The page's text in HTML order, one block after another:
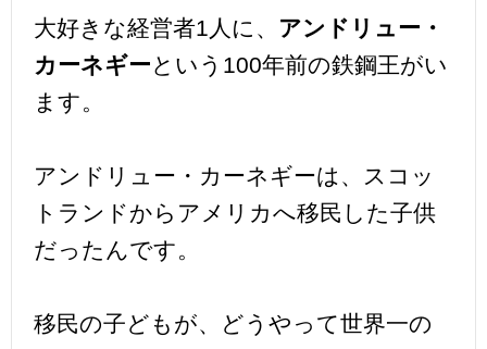
大好きな経営者1人に、 アンドリュー・
カーネギーという100年前の鉄鋼王がい
ます。
アンドリュー・カーネギーは、スコッ
トランドからアメリカへ移民した子供
だったんです。
移民の子どもが、どうやって世界一の